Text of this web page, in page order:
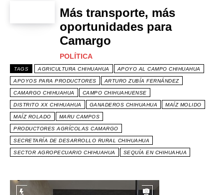
Más transporte, más
oportunidades para
Camargo
POLÍTICA
TAGS AGRICULTURA CHIHUAHUA APOYO AL CAMPO CHIHUAHUA
APOYOS PARA PRODUCTORES ARTURO ZUBÍA FERNÁNDEZ
CAMARGO CHIHUAHUA CAMPO CHIHUAHUENSE
DISTRITO XX CHIHUAHUA GANADEROS CHIHUAHUA MAÍZ MOLIDO
MAÍZ ROLADO MARU CAMPOS
PRODUCTORES AGRÍCOLAS CAMARGO
SECRETARÍA DE DESARROLLO RURAL CHIHUAHUA
SECTOR AGROPECUARIO CHIHUAHUA SEQUÍA EN CHIHUAHUA